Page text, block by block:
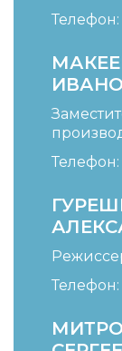
Телефон:
Телефон:
Телефон: